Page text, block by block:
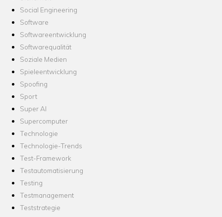
Social Engineering
Software
Softwareentwicklung
Softwarequalität
Soziale Medien
Spieleentwicklung
Spoofing
Sport
Super AI
Supercomputer
Technologie
Technologie-Trends
Test-Framework
Testautomatisierung
Testing
Testmanagement
Teststrategie